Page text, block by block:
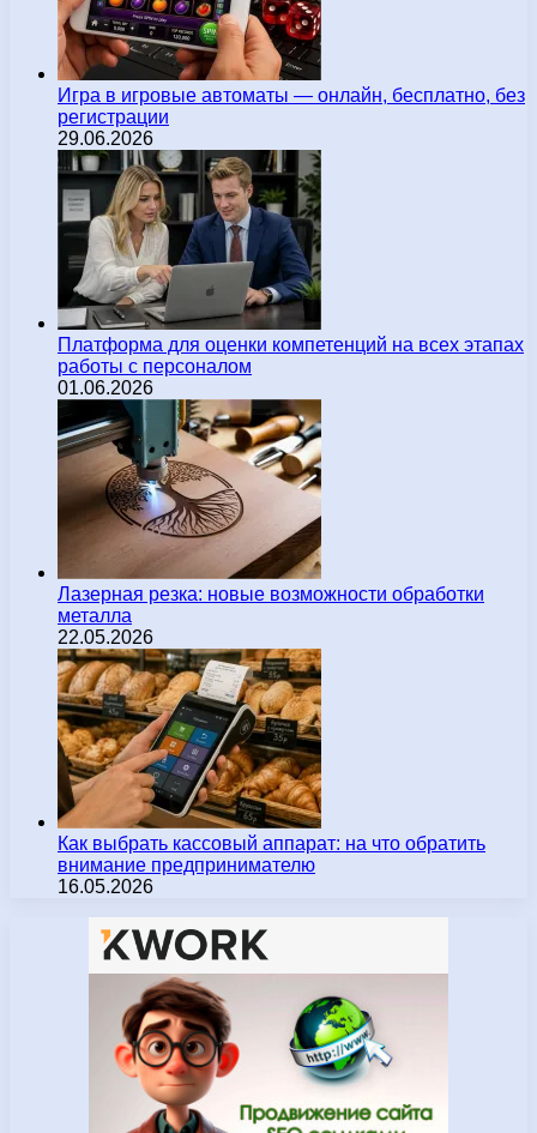
Игра в игровые автоматы — онлайн, бесплатно, без
регистрации
29.06.2026
Платформа для оценки компетенций на всех этапах
работы с персоналом
01.06.2026
Лазерная резка: новые возможности обработки
металла
22.05.2026
Как выбрать кассовый аппарат: на что обратить
внимание предпринимателю
16.05.2026